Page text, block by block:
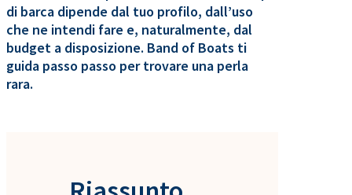
di barca dipende dal tuo profilo, dall’uso
che ne intendi fare e, naturalmente, dal
budget a disposizione. Band of Boats ti
guida passo passo per trovare una perla
rara.